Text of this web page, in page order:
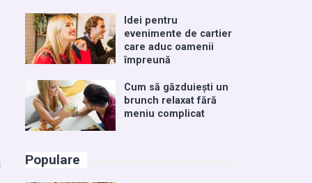
Idei pentru
evenimente de cartier
care aduc oamenii
împreună
Cum să găzduiești un
brunch relaxat fără
meniu complicat
Populare